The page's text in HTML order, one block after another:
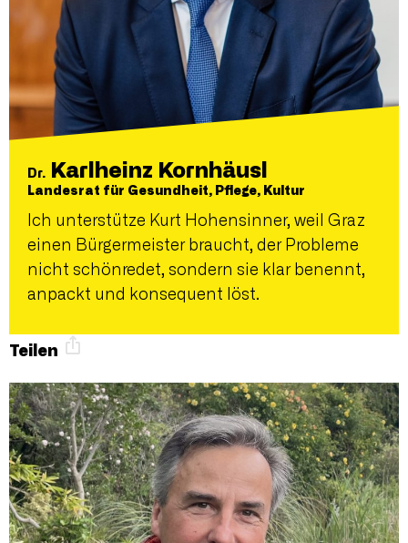
Dr. Karlheinz Kornhäusl
Landesrat für Gesundheit, Pflege, Kultur
Ich unterstütze Kurt Hohensinner, weil Graz
einen Bürgermeister braucht, der Probleme
nicht schönredet, sondern sie klar benennt,
anpackt und konsequent löst.
Teilen